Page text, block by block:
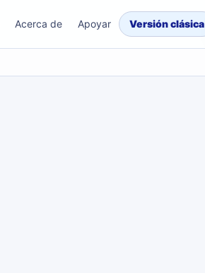
Acerca de Apoyar Versión clásica